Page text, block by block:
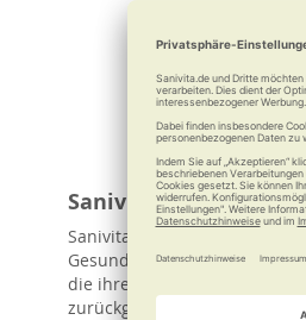
Sanivita
Sanivita bietet Ihnen in
Gesundheitszentren, eine
die ihren Anwendern den
zurückgeben können.